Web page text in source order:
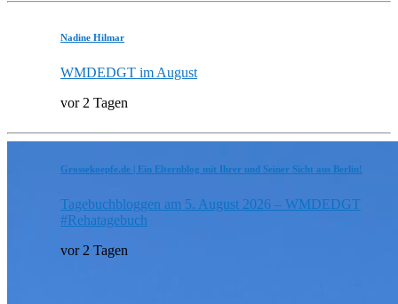
Nadine Hilmar
WMDEDGT im August
vor 2 Tagen
Grossekoepfe.de | Ein Elternblog mit Ihrer und Seiner Sicht aus Berlin!
Tagebuchbloggen am 5. August 2026 – WMDEDGT
#Rehatagebuch
vor 2 Tagen